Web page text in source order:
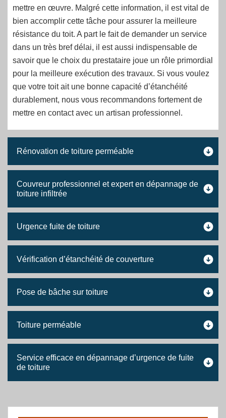
mettre en œuvre. Malgré cette information, il est vital de
bien accomplir cette tâche pour assurer la meilleure
résistance du toit. A part le fait de demander un service
dans un très bref délai, il est aussi indispensable de
savoir que le choix du prestataire joue un rôle primordial
pour la meilleure exécution des travaux. Si vous voulez
que votre toit ait une bonne capacité d’étanchéité
durablement, nous vous recommandons fortement de
mettre en contact avec un artisan professionnel.
Rénovation de toiture perméable
Couvreur professionnel et expert en dépannage de
toiture infiltrée
Urgence fuite de toiture
Vérification d’étanchéité de couverture
Pose de bâche sur toiture
Toiture perméable
Service efficace en dépannage d’urgence de fuite
de toiture